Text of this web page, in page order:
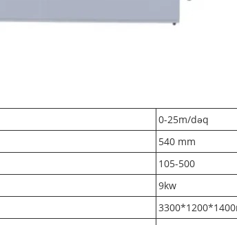
0-25m/dəq
540 mm
105-500
9kw